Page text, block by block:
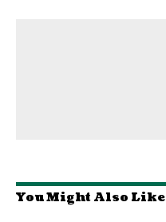
You Might Also Like